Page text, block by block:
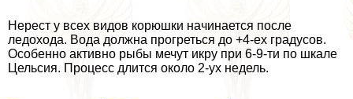
Нерест у всех видов корюшки начинается после
ледохода. Вода должна прогреться до +4-ех градусов.
Особенно активно рыбы мечут икру при 6-9-ти по шкале
Цельсия. Процесс длится около 2-ух недель.